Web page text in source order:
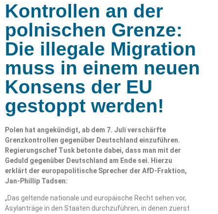
Kontrollen an der
polnischen Grenze:
Die illegale Migration
muss in einem neuen
Konsens der EU
gestoppt werden!
Polen hat angekündigt, ab dem 7. Juli verschärfte
Grenzkontrollen gegenüber Deutschland einzuführen.
Regierungschef Tusk betonte dabei, dass man mit der
Geduld gegenüber Deutschland am Ende sei. Hierzu
erklärt der europapolitische Sprecher der AfD-Fraktion,
Jan-Phillip Tadsen:
„Das geltende nationale und europäische Recht sehen vor,
Asylanträge in den Staaten durchzuführen, in denen zuerst